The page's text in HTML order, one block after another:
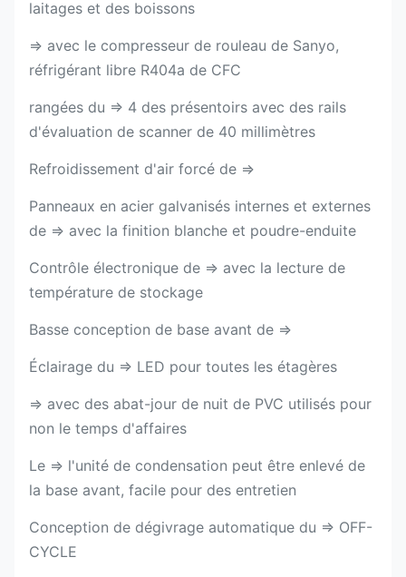
laitages et des boissons
⇒ avec le compresseur de rouleau de Sanyo,
réfrigérant libre R404a de CFC
rangées du ⇒ 4 des présentoirs avec des rails
d'évaluation de scanner de 40 millimètres
Refroidissement d'air forcé de ⇒
Panneaux en acier galvanisés internes et externes
de ⇒ avec la finition blanche et poudre-enduite
Contrôle électronique de ⇒ avec la lecture de
température de stockage
Basse conception de base avant de ⇒
Éclairage du ⇒ LED pour toutes les étagères
⇒ avec des abat-jour de nuit de PVC utilisés pour
non le temps d'affaires
Le ⇒ l'unité de condensation peut être enlevé de
la base avant, facile pour des entretien
Conception de dégivrage automatique du ⇒ OFF-
CYCLE